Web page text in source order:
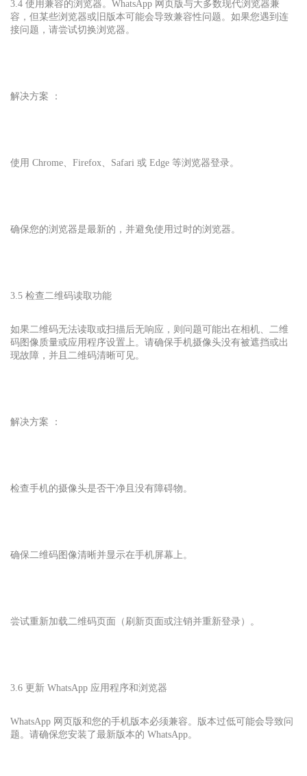
3.4 使用兼容的浏览器。WhatsApp 网页版与大多数现代浏览器兼
容，但某些浏览器或旧版本可能会导致兼容性问题。如果您遇到连
接问题，请尝试切换浏览器。
解决方案 ：
使用 Chrome、Firefox、Safari 或 Edge 等浏览器登录。
确保您的浏览器是最新的，并避免使用过时的浏览器。
3.5 检查二维码读取功能
如果二维码无法读取或扫描后无响应，则问题可能出在相机、二维
码图像质量或应用程序设置上。请确保手机摄像头没有被遮挡或出
现故障，并且二维码清晰可见。
解决方案 ：
检查手机的摄像头是否干净且没有障碍物。
确保二维码图像清晰并显示在手机屏幕上。
尝试重新加载二维码页面（刷新页面或注销并重新登录）。
3.6 更新 WhatsApp 应用程序和浏览器
WhatsApp 网页版和您的手机版本必须兼容。版本过低可能会导致问
题。请确保您安装了最新版本的 WhatsApp。